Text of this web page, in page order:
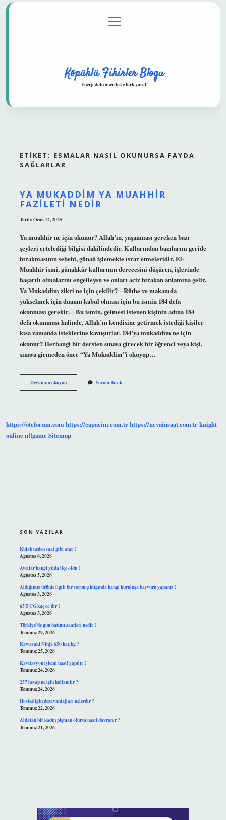
Gizlilik Politikası
menüyü
aç
Köpüklü Fikirler Blogu
Enerji dolu önerilerle fark yarat!
ETIKET: ESMALAR NASIL OKUNURSA FAYDA
SAĞLARLAR
YA MUKADDIM YA MUAHHIR
FAZILETI NEDIR
Tarih: Ocak 14, 2025
Ya muahhir ne için okunur? Allah’ın, yaşanması gereken bazı
şeyleri ertelediği bilgisi dahilindedir. Kullarından bazılarını geride
bırakmasının sebebi, günah işlemekte ısrar etmeleridir. El-
Muahhir ismi, günahkâr kullarının derecesini düşüren, işlerinde
başarılı olmalarını engelleyen ve onları aciz bırakan anlamına gelir.
Ya Mukaddim zikri ne için çekilir? – Rütbe ve makamda
yükselmek için duanın kabul olması için bu ismin 184 defa
okunması gerekir. – Bu ismin, gelmesi istenen kişinin adına 184
defa okunması halinde, Allah’ın kendisine getirmek istediği kişiler
kısa zamanda isteklerine kavuşurlar. 184’ya mukaddim ne için
okunur? Herhangi bir dersten sınava girecek bir öğrenci veya kişi,
sınava girmeden önce “Ya Mukaddim”i okuyup…
Devamını okuyunYa
Mukaddim
Yorum Bırak
https://oteforum.comhttps://capacim.com.trhttps://nevainsaat.com.trknight
onlinenttgameSitemap
SON YAZILAR
Kulak neden saat gibi atar ?
Ağustos 6, 2026
Avcılar hangi yılda ilçe oldu ?
Ağustos 5, 2026
Aldığımız ürünle ilgili bir sorun çıktığında hangi kuruluşa başvuru yaparız ?
Ağustos 3, 2026
65 5 CG kaç cc’dir ?
Ağustos 3, 2026
Türkiye’de gün batımı saatleri nedir ?
Temmuz 29, 2026
Kawasaki Ninja 650 kaç kg ?
Temmuz 25, 2026
Kavitasyon işlemi nasıl yapılır ?
Temmuz 24, 2026
257 hesap ne için kullanılır ?
Temmuz 24, 2026
Hostesliğin dezavantajları nelerdir ?
Temmuz 22, 2026
Aldatan bir kadın pişman olursa nasıl davranır ?
Temmuz 21, 2026